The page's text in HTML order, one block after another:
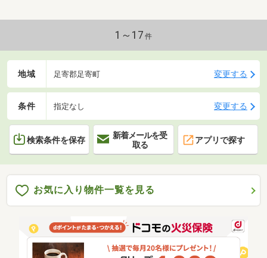
1～17 件
地域 足寄郡足寄町 変更する
条件 指定なし 変更する
検索条件を保存
新着メールを受
取る
アプリで探す
お気に入り物件一覧を見る